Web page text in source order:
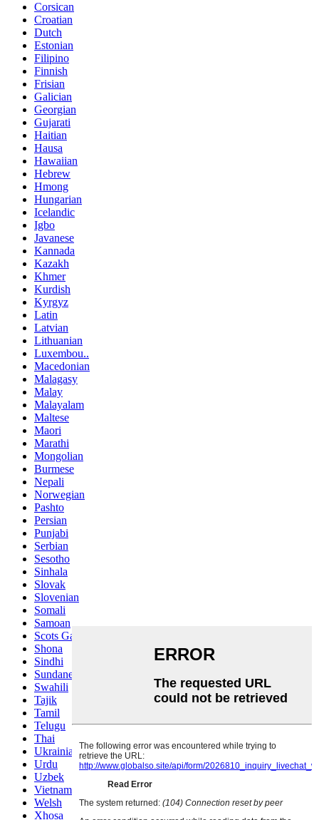
Corsican
Croatian
Dutch
Estonian
Filipino
Finnish
Frisian
Galician
Georgian
Gujarati
Haitian
Hausa
Hawaiian
Hebrew
Hmong
Hungarian
Icelandic
Igbo
Javanese
Kannada
Kazakh
Khmer
Kurdish
Kyrgyz
Latin
Latvian
Lithuanian
Luxembou..
Macedonian
Malagasy
Malay
Malayalam
Maltese
Maori
Marathi
Mongolian
Burmese
Nepali
Norwegian
Pashto
Persian
Punjabi
Serbian
Sesotho
Sinhala
Slovak
Slovenian
Somali
Samoan
Scots Gaelic
Shona
Sindhi
Sundanese
Swahili
Tajik
Tamil
Telugu
Thai
Ukrainian
Urdu
Uzbek
Vietnamese
Welsh
Xhosa